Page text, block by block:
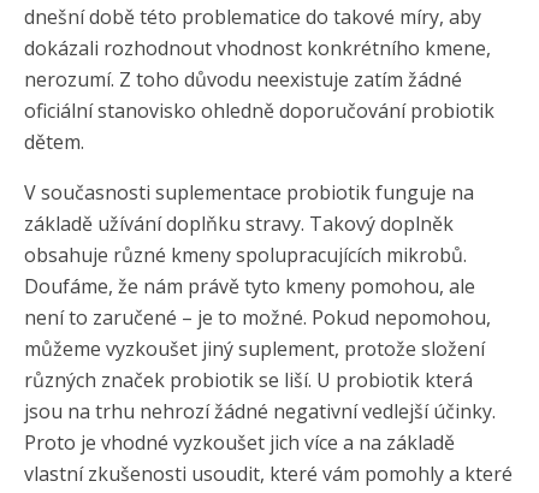
dnešní době této problematice do takové míry, aby
dokázali rozhodnout vhodnost konkrétního kmene,
nerozumí. Z toho důvodu neexistuje zatím žádné
oficiální stanovisko ohledně doporučování probiotik
dětem.
V současnosti suplementace probiotik funguje na
základě užívání doplňku stravy. Takový doplněk
obsahuje různé kmeny spolupracujících mikrobů.
Doufáme, že nám právě tyto kmeny pomohou, ale
není to zaručené – je to možné. Pokud nepomohou,
můžeme vyzkoušet jiný suplement, protože složení
různých značek probiotik se liší. U probiotik která
jsou na trhu nehrozí žádné negativní vedlejší účinky.
Proto je vhodné vyzkoušet jich více a na základě
vlastní zkušenosti usoudit, které vám pomohly a které